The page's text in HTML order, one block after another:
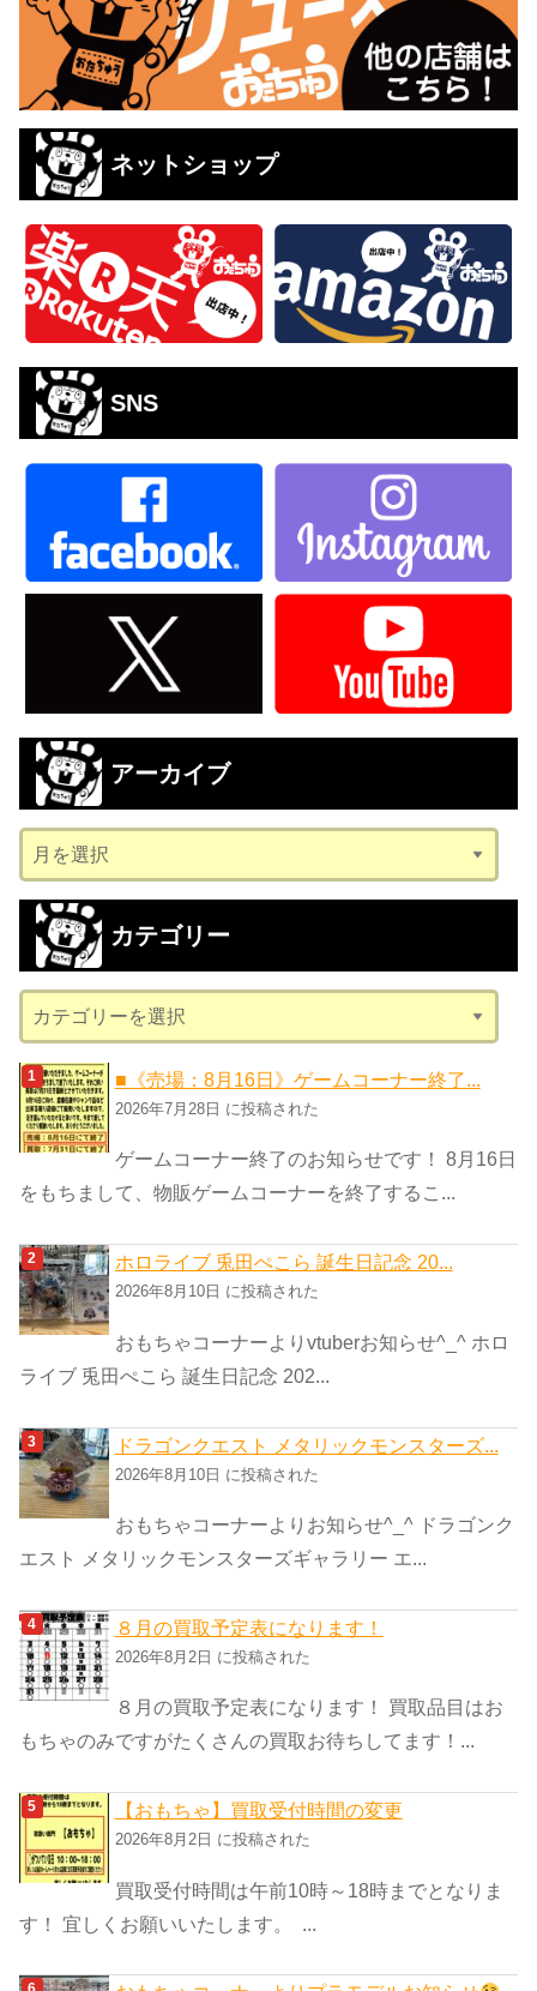
ネットショップ
SNS
アーカイブ
ー
カ
ブ
カテゴリー
テ
ゴ
リ
ー
■《売場：8月16日》ゲームコーナー終了...
2026年7月28日 に投稿された
ゲームコーナー終了のお知らせです！ 8月16日
をもちまして、物販ゲームコーナーを終了するこ...
ホロライブ 兎田ぺこら 誕生日記念 20...
2026年8月10日 に投稿された
おもちゃコーナーよりvtuberお知らせ^_^ ホロ
ライブ 兎田ぺこら 誕生日記念 202...
ドラゴンクエスト メタリックモンスターズ...
2026年8月10日 に投稿された
おもちゃコーナーよりお知らせ^_^ ドラゴンク
エスト メタリックモンスターズギャラリー エ...
８月の買取予定表になります！
2026年8月2日 に投稿された
８月の買取予定表になります！ 買取品目はお
もちゃのみですがたくさんの買取お待ちしてます！...
【おもちゃ】買取受付時間の変更
2026年8月2日 に投稿された
買取受付時間は午前10時～18時までとなりま
す！ 宜しくお願いいたします。 ...